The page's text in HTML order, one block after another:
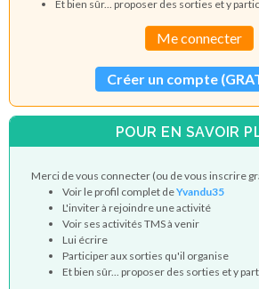
Et bien sûr... proposer des sorties et y
Me connecter
Créer un compte
POUR EN SAVOIR
Merci de vous connecter (ou de vous inscrire
Voir le profil complet deYvandu35
L'inviter à rejoindre une activité
Voir ses activités TMS à venir
Lui écrire
Participer aux sorties qu'il organise
Et bien sûr... proposer des sorties et y